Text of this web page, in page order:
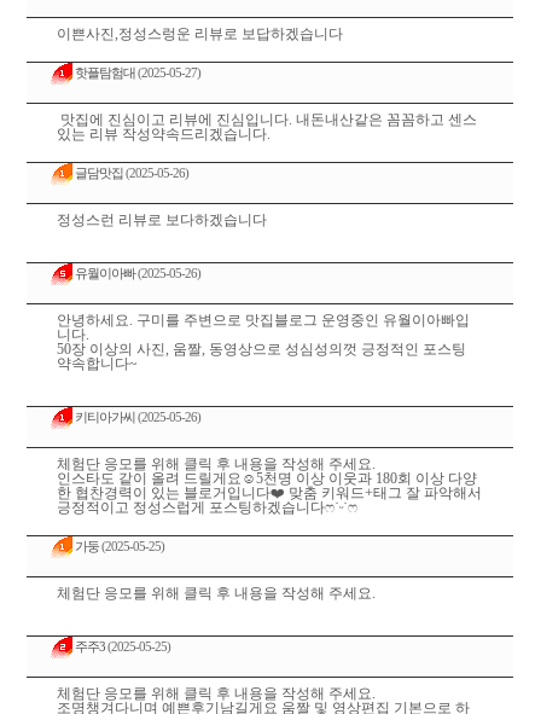
이쁜사진,정성스렁운 리뷰로 보답하겠습니다
핫플탐험대(2025-05-27)
맛집에 진심이고 리뷰에 진심입니다. 내돈내산같은 꼼꼼하고 센스
있는 리뷰 작성약속드리겠습니다.
글담맛집(2025-05-26)
정성스런 리뷰로 보다하겠습니다
유월이아빠(2025-05-26)
안녕하세요. 구미를 주변으로 맛집블로그 운영중인 유월이아빠입
니다.
50장 이상의 사진, 움짤, 동영상으로 성심성의껏 긍정적인 포스팅
약속합니다~
키티아가씨(2025-05-26)
체험단 응모를 위해 클릭 후 내용을 작성해 주세요.
인스타도 같이 올려 드릴게요☺️5천명 이상 이웃과 180회 이상 다양
한 협찬경력이 있는 블로거입니다❤️ 맞춤 키워드+태그 잘 파악해서
긍정적이고 정성스럽게 포스팅하겠습니다ෆ˙ᵕ˙ෆ
가둥(2025-05-25)
체험단 응모를 위해 클릭 후 내용을 작성해 주세요.
주주3(2025-05-25)
체험단 응모를 위해 클릭 후 내용을 작성해 주세요.
조명챙겨다니며 예쁜후기남길게요 움짤 및 영상편집 기본으로 하